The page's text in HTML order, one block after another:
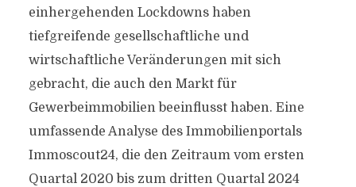
einhergehenden Lockdowns haben
tiefgreifende gesellschaftliche und
wirtschaftliche Veränderungen mit sich
gebracht, die auch den Markt für
Gewerbeimmobilien beeinflusst haben. Eine
umfassende Analyse des Immobilienportals
Immoscout24, die den Zeitraum vom ersten
Quartal 2020 bis zum dritten Quartal 2024